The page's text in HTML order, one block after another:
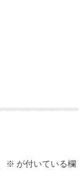
※ が付いている欄